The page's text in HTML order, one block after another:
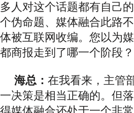
多人对这个话题都有自己
个伪命题、媒体融合此路
体被互联网收编。您以为
都商报走到了哪一个阶段？
海总： 在我看来， 主管
一决策是相当正确的。但